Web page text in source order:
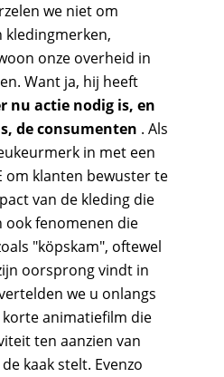
we niet om
kledingmerken,
onze overheid in
Want ja, hij heeft
nu actie nodig is, en
de consumenten . Als
in met een
om klanten bewuster te
van de kleding die
ook fenomenen die
"köpskam", oftewel
oorsprong vindt in
we u onlangs
animatiefilm die
ten aanzien van
kaak stelt. Evenzo